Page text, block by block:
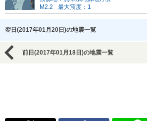
M2.2
最大震度：1
翌日(2017年01月20日)の地震一覧
前日(2017年01月18日)の地震一覧